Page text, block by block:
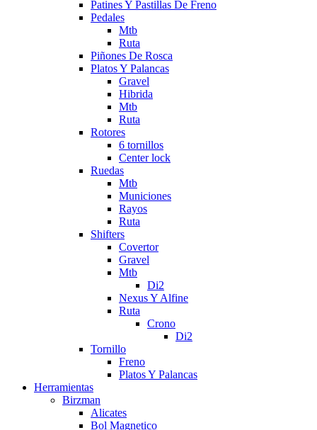
Patines Y Pastillas De Freno
Pedales
Mtb
Ruta
Piñones De Rosca
Platos Y Palancas
Gravel
Hibrida
Mtb
Ruta
Rotores
6 tornillos
Center lock
Ruedas
Mtb
Municiones
Rayos
Ruta
Shifters
Covertor
Gravel
Mtb
Di2
Nexus Y Alfine
Ruta
Crono
Di2
Tornillo
Freno
Platos Y Palancas
Herramientas
Birzman
Alicates
Bol Magnetico